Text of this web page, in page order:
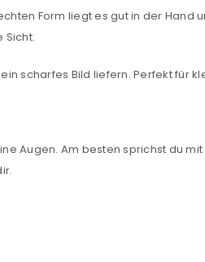
Ein Link zum Erstellen eines neuen
Form liegt es gut in der Hand
scharfes Bild liefern. Perfekt für
Augen. Am besten sprichst du